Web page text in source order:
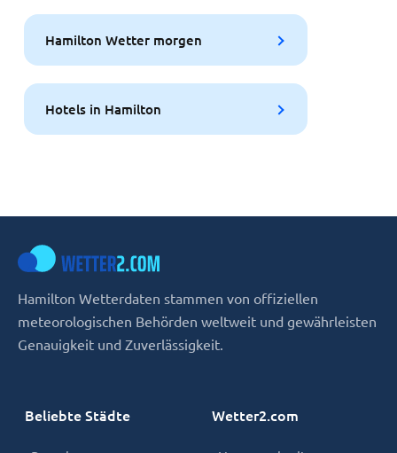
Hamilton Wetter morgen
Hotels in Hamilton
Hamilton Wetterdaten stammen von offiziellen
meteorologischen Behörden weltweit und gewährleisten
Genauigkeit und Zuverlässigkeit.
Beliebte Städte Wetter2.com